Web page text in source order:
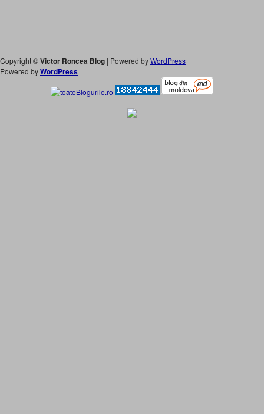
Copyright ©Victor Roncea Blog | Powered byWordPress
Powered byWordPress